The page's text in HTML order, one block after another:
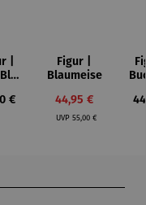
|
Preis:
€
Figur |
Blaumeise
Verkaufspreis:
44,95 €
UVP Regulärer Preis:
55,00 €